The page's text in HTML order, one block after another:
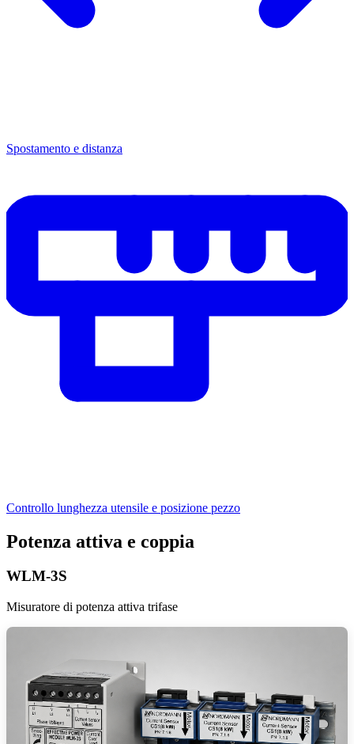
Spostamento e distanza
Controllo lunghezza utensile e posizione pezzo
Poten­za attiva e coppia
WLM-3S
Misuratore di potenza attiva trifase